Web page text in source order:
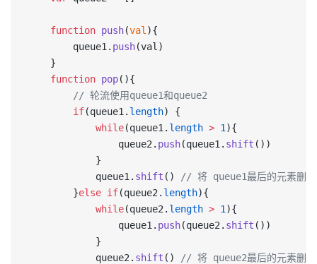
    function
push(val ){
        queue1.
push(val)
    }
    function
pop(){
        // 轮流使用queue1和queue2
        if
(queue1. length) {
            while
(queue1. length > 1 ){
                queue2.
push(queue1. shift ())
            }
            queue1.
shift ()
// 将 queue1最后的元素删除
        }
else if(queue2. length){
            while
(queue2. length > 1 ){
                queue1.
push(queue2. shift ())
            }
            queue2.
shift ()
// 将 queue2最后的元素删除